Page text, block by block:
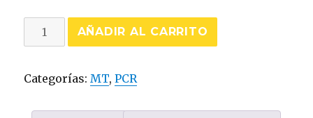
MASPIRE
MT
10PR)
AÑADIR AL CARRITO
Categorías: MT,PCR